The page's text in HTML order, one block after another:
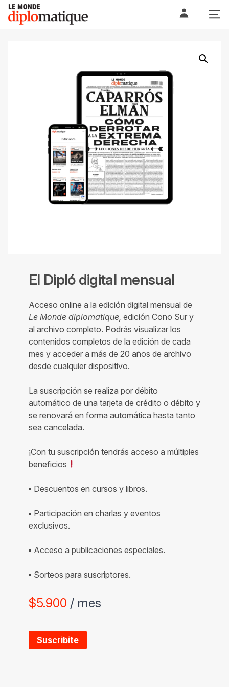
Skip
content
Le monde diplomatique
El Dipló digital mensual
Acceso online a la edición digital mensual de
Le Monde diplomatique, edición Cono Sur y
al archivo completo. Podrás visualizar los
contenidos completos de la edición de cada
mes y acceder a más de 20 años de archivo
desde cualquier dispositivo.
La suscripción se realiza por débito
automático de una tarjeta de crédito o débito y
se renovará en forma automática hasta tanto
sea cancelada.
¡Con tu suscripción tendrás acceso a múltiples
beneficios
▪ Descuentos en cursos y libros.
▪ Participación en charlas y eventos
exclusivos.
▪ Acceso a publicaciones especiales.
▪ Sorteos para suscriptores.
$5.900 / mes
Suscribite